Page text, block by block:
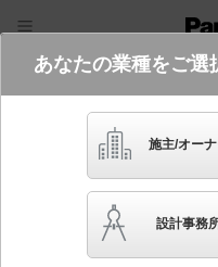
電気・建築設備（ビジネス）
フリーワード
品番・キーワー
(コ
プ
白色)
あなたの業種をご選
施主/オー
設計事務